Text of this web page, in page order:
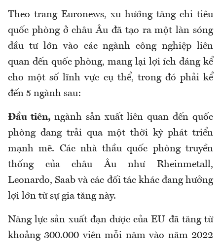
Theo trang Euronews, xu hướng tăng chi tiêu
quốc phòng ở châu Âu đã tạo ra một làn sóng
đầu tư lớn vào các ngành công nghiệp liên
quan đến quốc phòng, mang lại lợi ích đáng kể
cho một số lĩnh vực cụ thể, trong đó phải kể
đến 5 ngành sau:
Đầu tiên, ngành sản xuất liên quan đến quốc
phòng đang trải qua một thời kỳ phát triển
mạnh mẽ. Các nhà thầu quốc phòng truyền
thống của châu Âu như Rheinmetall,
Leonardo, Saab và các đối tác khác đang hưởng
lợi lớn từ sự gia tăng này.
Năng lực sản xuất đạn dược của EU đã tăng từ
khoảng 300.000 viên mỗi năm vào năm 2022